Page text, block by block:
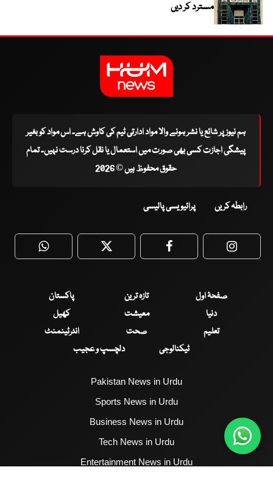
مسترد کر دیں
ہم نیوز پر شائع یا نشر ہونے والا مواد ادارتی ٹیم کی کاوش ہے۔ اس مواد کو بغیر
پیشگی اجازت کسی بھی صورت میں استعمال یا نقل کرنا درست نہیں۔ تمام
حقوق محفوظ ہیں © 2026
رابطہ کریں پرائیویسی پالیسی
WhatsApp Twitter Facebook
صفحۂ اول تازہ ترین
پاکستان
دنیا
معیشت
کھیل
تعلیم
صحت
انٹرٹینمنٹ
ٹیکنالوجی
دلچسپ و عجیب
Pakistan News in Urdu
Sports News in Urdu
Business News in Urdu
Tech News in Urdu
Entertainment News in Urdu